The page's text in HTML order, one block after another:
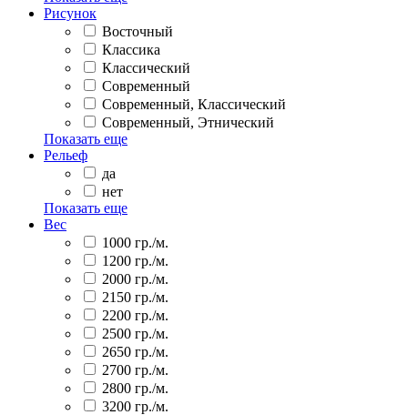
Рисунок
Восточный
Классика
Классический
Современный
Современный, Классический
Современный, Этнический
Показать еще
Рельеф
да
нет
Показать еще
Вес
1000 гр./м.
1200 гр./м.
2000 гр./м.
2150 гр./м.
2200 гр./м.
2500 гр./м.
2650 гр./м.
2700 гр./м.
2800 гр./м.
3200 гр./м.